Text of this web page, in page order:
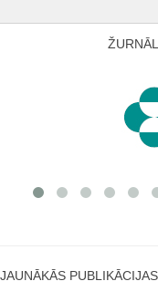
JAUNĀKĀS PUBLIKĀCIJAS